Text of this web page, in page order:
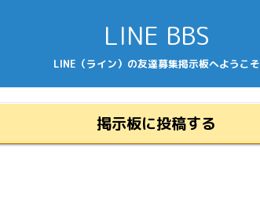
LINE BBS
LINE（ライン）の友達募集掲示板へようこそ
掲示板に投稿する